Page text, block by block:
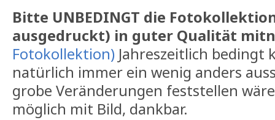
Bitte UNBEDINGT die
ausgedruckt) in guter Qualität
Fotokollektion) Jahreszeitlich bedingt
natürlich immer ein wenig anders
grobe Veränderungen feststellen
möglich mit Bild, dankbar.